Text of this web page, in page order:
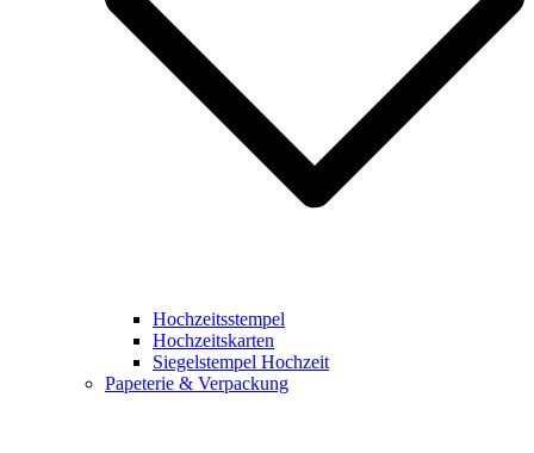
Hochzeitsstempel
Hochzeitskarten
Siegelstempel Hochzeit
Papeterie & Verpackung